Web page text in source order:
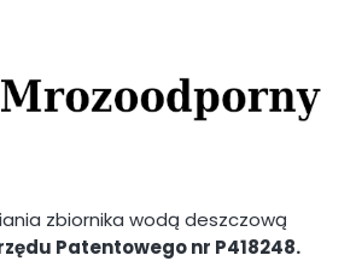
zbiornika wodą deszczową
Patentowego nr P418248.